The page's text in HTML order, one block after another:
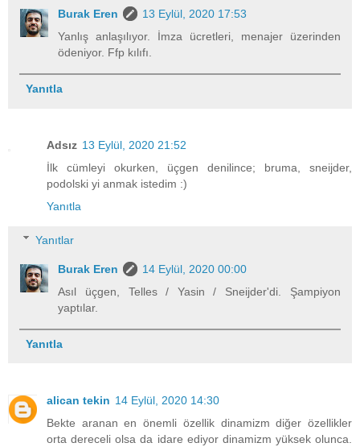
Burak Eren
13 Eylül, 2020 17:53
Yanlış anlaşılıyor. İmza ücretleri, menajer üzerinden
ödeniyor. Ffp kılıfı.
Yanıtla
Adsız 13 Eylül, 2020 21:52
İlk cümleyi okurken, üçgen denilince; bruma, sneijder,
podolski yi anmak istedim :)
Yanıtla
Yanıtlar
Burak Eren
14 Eylül, 2020 00:00
Asıl üçgen, Telles / Yasin / Sneijder'di. Şampiyon
yaptılar.
Yanıtla
alican tekin 14 Eylül, 2020 14:30
Bekte aranan en önemli özellik dinamizm diğer özellikler
orta dereceli olsa da idare ediyor dinamizm yüksek olunca.